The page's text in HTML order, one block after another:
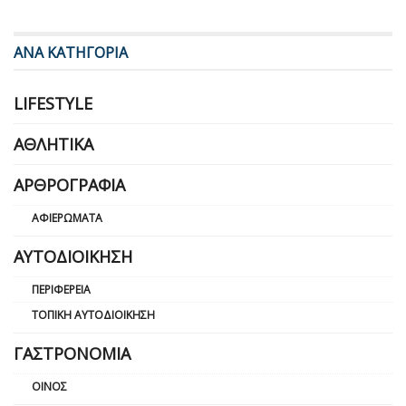
ΑΝΑ ΚΑΤΗΓΟΡΙΑ
LIFESTYLE
ΑΘΛΗΤΙΚΆ
ΑΡΘΡΟΓΡΑΦΊΑ
ΑΦΙΕΡΏΜΑΤΑ
ΑΥΤΟΔΙΟΊΚΗΣΗ
ΠΕΡΙΦΈΡΕΙΑ
ΤΟΠΙΚΉ ΑΥΤΟΔΙΟΊΚΗΣΗ
ΓΑΣΤΡΟΝΟΜΊΑ
ΟΊΝΟΣ